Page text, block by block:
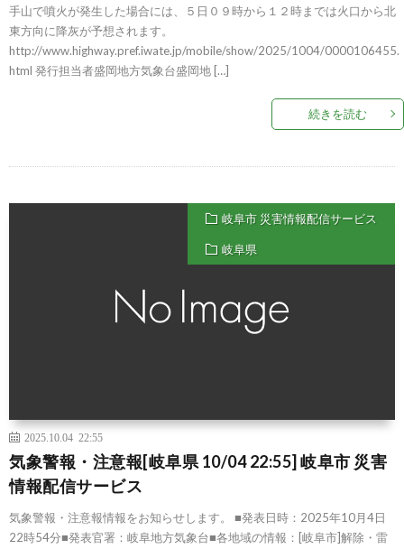
手山で噴火が発生した場合には、５日０９時から１２時までは火口から北
東方向に降灰が予想されます。
http://www.highway.pref.iwate.jp/mobile/show/2025/1004/0000106455.
html 発行担当者盛岡地方気象台盛岡地 […]
続きを読む
岐阜市 災害情報配信サービス
岐阜県
2025.10.04 22:55
気象警報・注意報[岐阜県 10/04 22:55] 岐阜市 災害
情報配信サービス
気象警報・注意報情報をお知らせします。 ■発表日時：2025年10月4日
22時54分■発表官署：岐阜地方気象台■各地域の情報：[岐阜市]解除・雷